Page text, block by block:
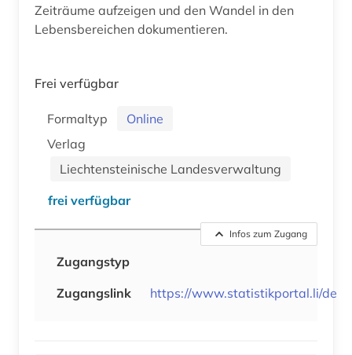
Zeiträume aufzeigen und den Wandel in den
Lebensbereichen dokumentieren.
Frei verfügbar
Formaltyp
Online
Verlag
Liechtensteinische Landesverwaltung
frei verfügbar
Infos zum Zugang
Zugangstyp
Zugangslink
https://www.statistikportal.li/de